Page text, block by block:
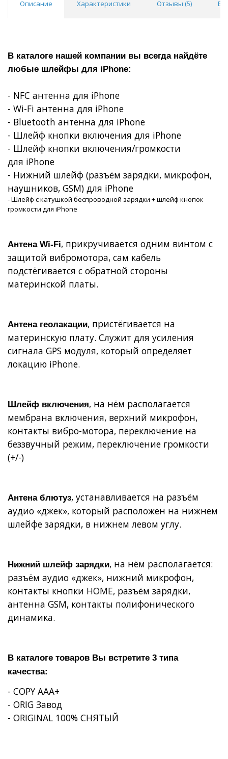
Описание Характеристики Отзывы (5)
В каталоге нашей компании вы всегда найдёте
любые шлейфы для iPhone:
- NFC антенна для iPhone
- Wi-Fi антенна для iPhone
- Bluetooth антенна для iPhone
- Шлейф кнопки включения для iPhone
- Шлейф кнопки включения/громкости
для iPhone
- Нижний шлейф (разъём зарядки, микрофон,
наушников, GSM) для iPhone
- Шлейф с катушкой беспроводной зарядки + шлейф кнопок
громкости для iPhone
Антена Wi-Fi, прикручивается одним винтом с
защитой вибромотора, сам кабель
подстёгивается с обратной стороны
материнской платы.
Антена геолакации, пристёгивается на
материнскую плату. Служит для усиления
сигнала GPS модуля, который определяет
локацию iPhone.
Шлейф включения, на нём располагается
мембрана включения, верхний микрофон,
контакты вибро-мотора, переключение на
беззвучный режим, переключение громкости
(+/-)
Антена блютуз, устанавливается на разъём
аудио «джек», который расположен на нижнем
шлейфе зарядки, в нижнем левом углу.
Нижний шлейф зарядки, на нём располагается:
разъём аудио «джек», нижний микрофон,
контакты кнопки HOME, разъём зарядки,
антенна GSM, контакты полифонического
динамика.
В каталоге товаров Вы встретите 3 типа
качества:
- COPY AAA+
- ORIG Завод
- ORIGINAL 100% СНЯТЫЙ